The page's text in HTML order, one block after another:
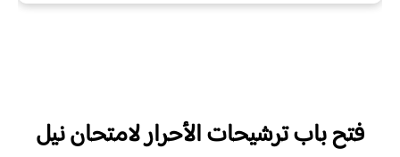
فتح باب ترشيحات الأحرار لامتحان نيل